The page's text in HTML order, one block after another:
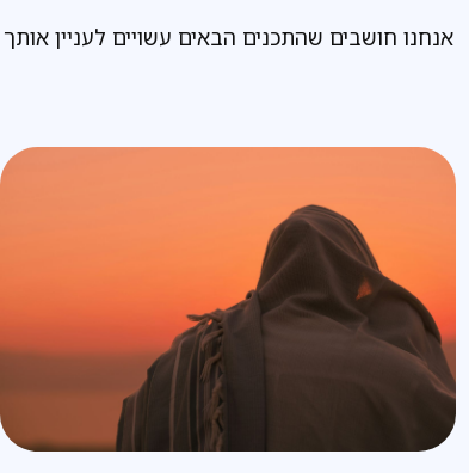
אנחנו חושבים שהתכנים הבאים עשויים לעניין אותך